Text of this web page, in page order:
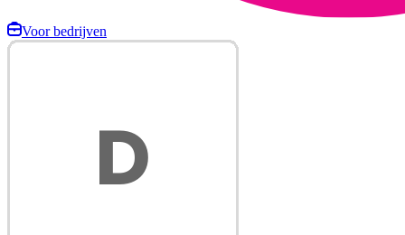
Voor bedrijven